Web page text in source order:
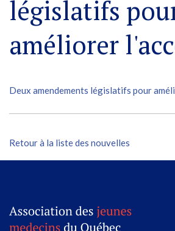
législatifs
améliorer
Deux amendements législatifs pour
Retour à la liste des nouvelles